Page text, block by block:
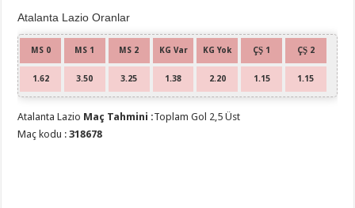
Atalanta Lazio Oranlar
MS 0 MS 1 MS 2 KG Var KG Yok ÇŞ 1 ÇŞ 2
1.62 3.50 3.25 1.38 2.20 1.15 1.15
Atalanta Lazio Maç Tahmini :Toplam Gol 2,5 Üst
Maç kodu :318678